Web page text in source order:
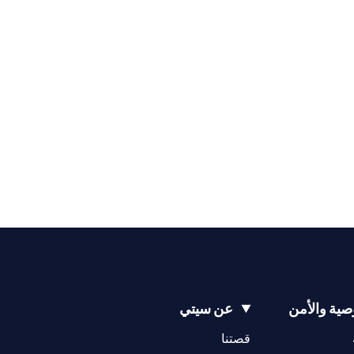
والأمن
opens in a new tab
عن سيتي
قصتناopens in a new tab